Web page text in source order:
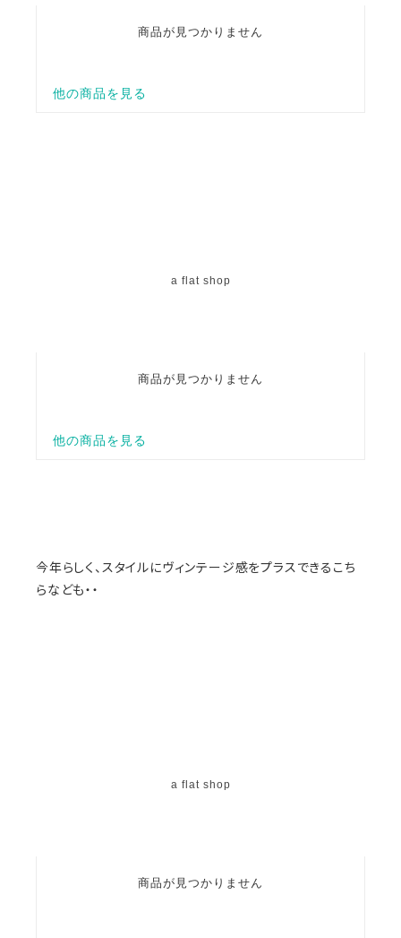
今年らしく、スタイルにヴィンテージ感をプラスできるこち
らなども・・